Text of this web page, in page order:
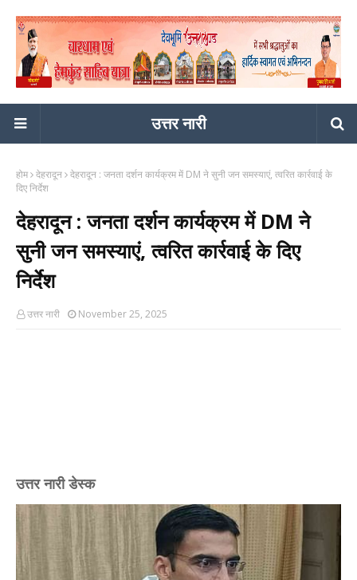
उत्तर नारी
होम देहरादून देहरादून : जनता दर्शन कार्यक्रम में DM ने सुनी जन समस्याएं, त्वरित कार्रवाई के
दिए निर्देश
देहरादून : जनता दर्शन कार्यक्रम में DM ने
सुनी जन समस्याएं, त्वरित कार्रवाई के दिए
निर्देश
उत्तर नारी November 25, 2025
उत्तर नारी डेस्क